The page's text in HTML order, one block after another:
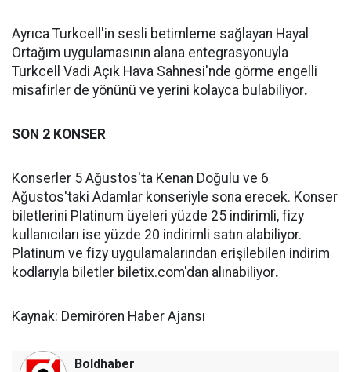
Ayrıca Turkcell'in sesli betimleme sağlayan Hayal
Ortağım uygulamasının alana entegrasyonuyla
Turkcell Vadi Açık Hava Sahnesi'nde görme engelli
misafirler de yönünü ve yerini kolayca bulabiliyor.
SON 2 KONSER
Konserler 5 Ağustos'ta Kenan Doğulu ve 6
Ağustos'taki Adamlar konseriyle sona erecek. Konser
biletlerini Platinum üyeleri yüzde 25 indirimli, fizy
kullanıcıları ise yüzde 20 indirimli satın alabiliyor.
Platinum ve fizy uygulamalarından erişilebilen indirim
kodlarıyla biletler biletix.com'dan alınabiliyor.
Kaynak: Demirören Haber Ajansı
Boldhaber